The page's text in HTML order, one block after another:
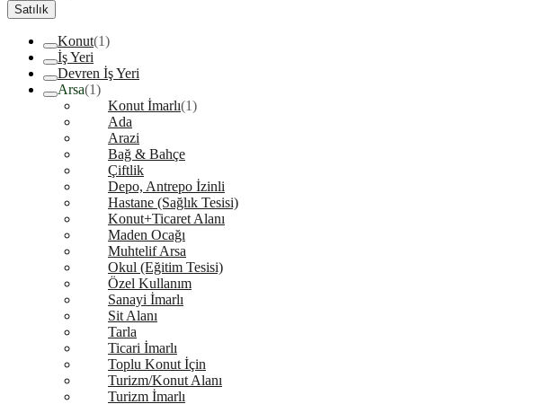
Satılık
Konut(1)
İş Yeri
Devren İş Yeri
Arsa(1)
Konut İmarlı(1)
Ada
Arazi
Bağ & Bahçe
Çiftlik
Depo, Antrepo İzinli
Hastane (Sağlık Tesisi)
Konut+Ticaret Alanı
Maden Ocağı
Muhtelif Arsa
Okul (Eğitim Tesisi)
Özel Kullanım
Sanayi İmarlı
Sit Alanı
Tarla
Ticari İmarlı
Toplu Konut İçin
Turizm/Konut Alanı
Turizm İmarlı